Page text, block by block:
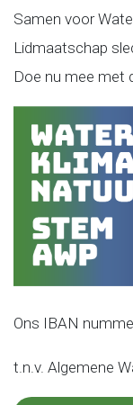
Samen voor
Lidmaatschap
Doe nu mee met
Ons IBAN
t.n.v. Algemene